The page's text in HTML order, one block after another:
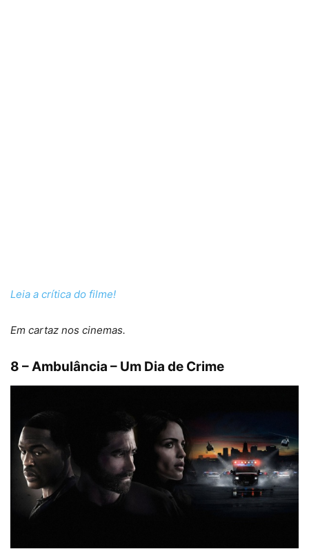
Leia a crítica do filme!
Em cartaz nos cinemas.
8 – Ambulância – Um Dia de Crime